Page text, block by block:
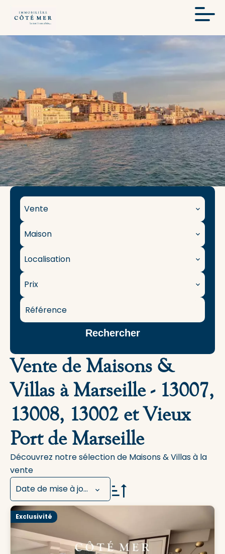
Vente
Maison
Localisation
Prix
Rechercher
Vente de Maisons &
Villas à Marseille - 13007,
13008, 13002 et Vieux
Port de Marseille
Découvrez notre sélection de Maisons & Villas à la
vente
Date de mise à jour
Exclusivité